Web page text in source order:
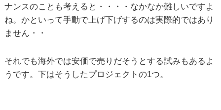
ナンスのことも考えると・・・・なかなか難しいですよ
ね。かといって手動で上げ下げするのは実際的ではあり
ません・・
それでも海外では安価で売りだそうとする試みもあるよ
うです。下はそうしたプロジェクトの1つ。